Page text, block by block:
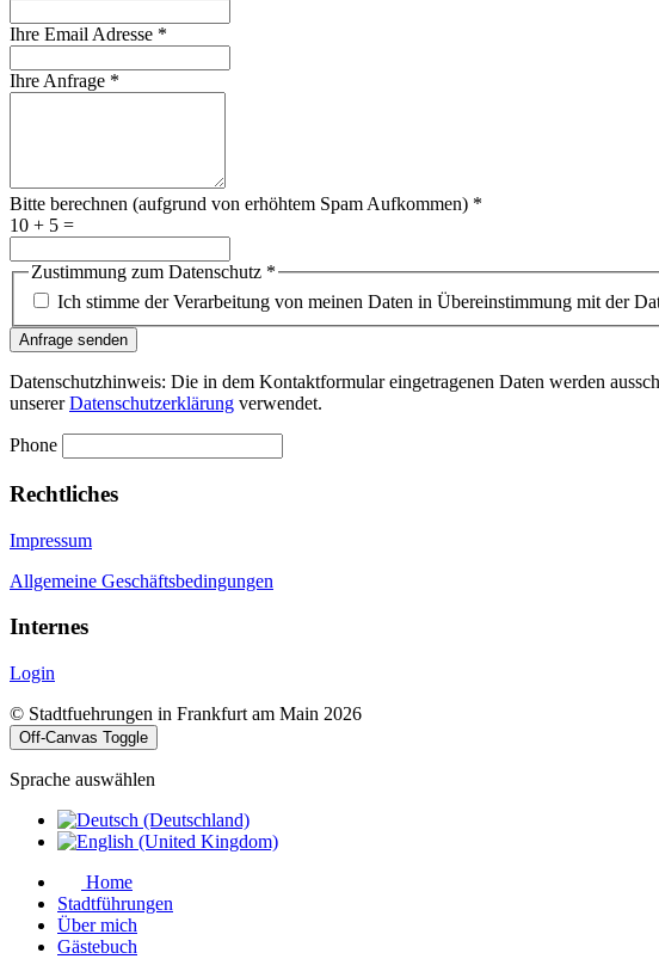
Ihre Email Adresse *
Ihre Anfrage *
Bitte berechnen (aufgrund von erhöhtem Spam Aufkommen) *
10 + 5 =
Zustimmung zum Datenschutz *
Ich stimme der Verarbeitung von meinen Daten in Übereinstimmung mit der
Anfrage senden
Datenschutzhinweis: Die in dem Kontaktformular eingetragenen Daten werden
unsererDatenschutzerklärung verwendet.
Phone
Rechtliches
Impressum
Allgemeine Geschäftsbedingungen
Internes
Login
© Stadtfuehrungen in Frankfurt am Main 2026
Off-Canvas Toggle
Sprache auswählen
Home
Stadtführungen
Über mich
Gästebuch